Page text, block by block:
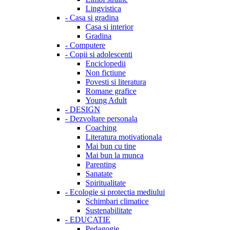
Lingvistica
- Casa si gradina
Casa si interior
Gradina
- Computere
- Copii si adolescenti
Enciclopedii
Non fictiune
Povesti si literatura
Romane grafice
Young Adult
- DESIGN
- Dezvoltare personala
Coaching
Literatura motivationala
Mai bun cu tine
Mai bun la munca
Parenting
Sanatate
Spiritualitate
- Ecologie si protectia mediului
Schimbari climatice
Sustenabilitate
- EDUCATIE